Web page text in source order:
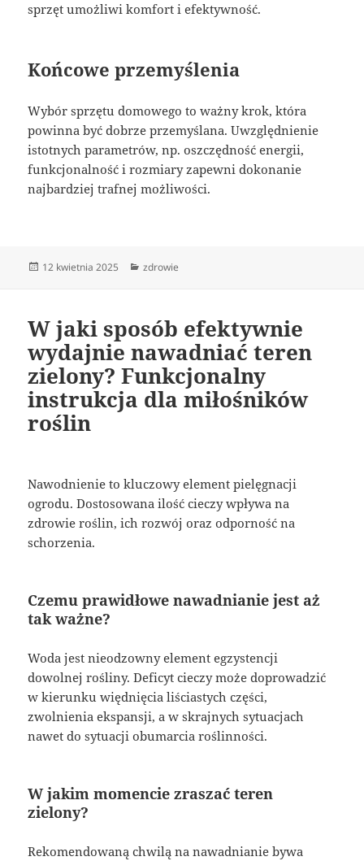
sprzęt umożliwi komfort i efektywność.
Końcowe przemyślenia
Wybór sprzętu domowego to ważny krok, która
powinna być dobrze przemyślana. Uwzględnienie
istotnych parametrów, np. oszczędność energii,
funkcjonalność i rozmiary zapewni dokonanie
najbardziej trafnej możliwości.
Data
12 kwietnia 2025 Kategorie
zdrowie
W jaki sposób efektywnie
wydajnie nawadniać teren
zielony? Funkcjonalny
instrukcja dla miłośników
roślin
Nawodnienie to kluczowy element pielęgnacji
ogrodu. Dostosowana ilość cieczy wpływa na
zdrowie roślin, ich rozwój oraz odporność na
schorzenia.
Czemu prawidłowe nawadnianie jest aż
tak ważne?
Woda jest nieodzowny element egzystencji
dowolnej rośliny. Deficyt cieczy może doprowadzić
w kierunku więdnięcia liściastych części,
zwolnienia ekspansji, a w skrajnych sytuacjach
nawet do sytuacji obumarcia roślinności.
W jakim momencie zraszać teren
zielony?
Rekomendowaną chwilą na nawadnianie bywa